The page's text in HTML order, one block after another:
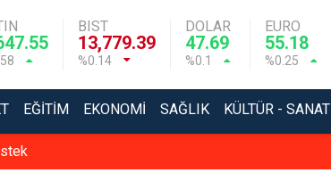
BIST
13,779.39
%0.14
DOLAR
47.69
%0.1
EURO
55.18
%0.25
EĞITIM EKONOMI SAĞLIK KÜLTÜR - SANAT